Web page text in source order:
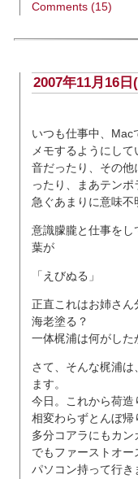
Comments (15)
2007年11月16
いつも仕事中、Mac
メモするようにし
音だったり、その
ったり、まあテン
急ぐあまりに意味不
意識朦朧と仕事を
葉が
「えびぬる」
正直これはお姉さん
海老塗る？
一体梶浦は何がした
さて、そんな梶浦
ます。
今日。これから荷造
相変わらずとんぼ帰
多分コアラにもカン
でもファーストオー
パソコン持って行き